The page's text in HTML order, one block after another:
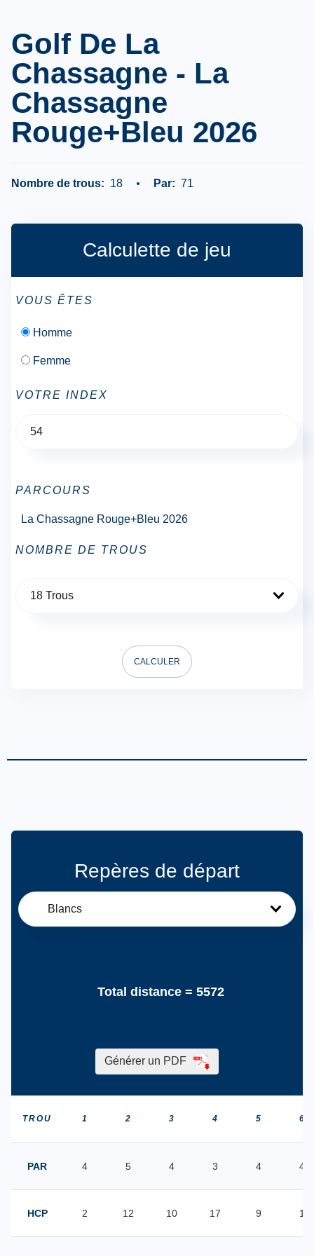
Golf De La
Chassagne - La
Chassagne
Rouge+bleu 2026
Nombre de trous: 18 Par: 71
Calculette de jeu
VOUS ÊTES
Homme
Femme
VOTRE INDEX
PARCOURS
La Chassagne Rouge+Bleu 2026
NOMBRE DE TROUS
18 Trous
CALCULER
Repères de départ
Blancs
Total distance = 5572
Générer un PDF
TROU 1 2 3 4 5 6
PAR 4 5 4 3 4 4
HCP 2 12 10 17 9 1